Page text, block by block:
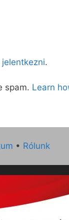
.
spam. Learn
• Rólunk